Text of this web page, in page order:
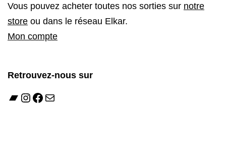
Vous pouvez acheter toutes nos sorties sur notre
store ou dans le réseau Elkar.
Mon compte
Retrouvez-nous sur
Bandcamp
Instagram
Facebook
E-mail